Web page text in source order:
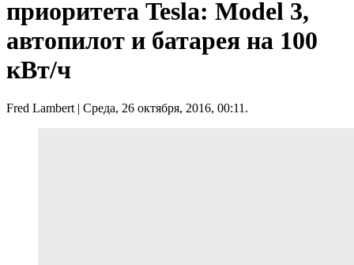
приоритета Tesla: Model 3,
автопилот и батарея на 100
кВт/ч
Fred Lambert| Среда, 26 октября, 2016, 00:11.